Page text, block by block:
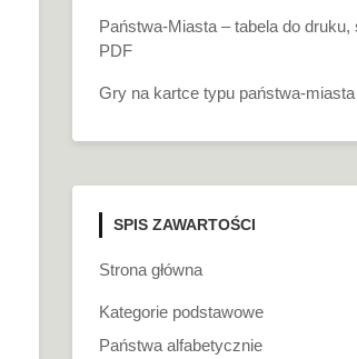
Państwa-Miasta – tabela do druku,
PDF
Gry na kartce typu państwa-miasta
SPIS ZAWARTOŚCI
Strona główna
Kategorie podstawowe
Państwa alfabetycznie